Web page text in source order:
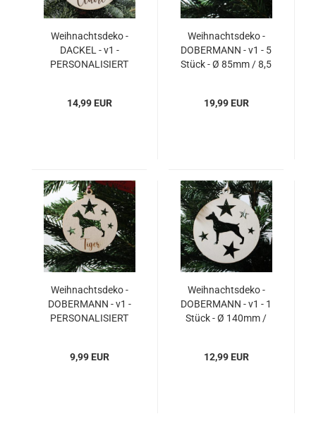
Weihnachtsdeko -
DACKEL - v1 -
PERSONALISIERT
14,99 EUR
Weihnachtsdeko -
DOBERMANN - v1 - 5
Stück - Ø 85mm / 8,5
19,99 EUR
Weihnachtsdeko -
DOBERMANN - v1 -
PERSONALISIERT
9,99 EUR
Weihnachtsdeko -
DOBERMANN - v1 - 1
Stück - Ø 140mm /
12,99 EUR